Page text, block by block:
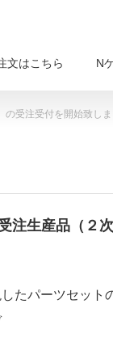
文はこちら N
の受注受付を開始致し
注生産品（２次
たパーツセット